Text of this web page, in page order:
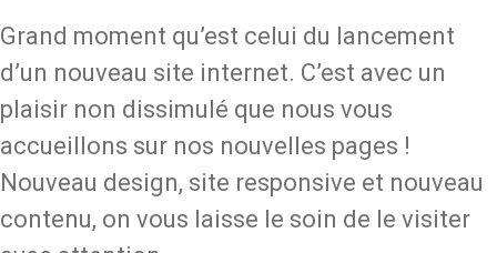
Grand moment qu’est celui du lancement
d’un nouveau site internet. C’est avec un
plaisir non dissimulé que nous vous
accueillons sur nos nouvelles pages !
Nouveau design, site responsive et nouveau
contenu, on vous laisse le soin de le visiter